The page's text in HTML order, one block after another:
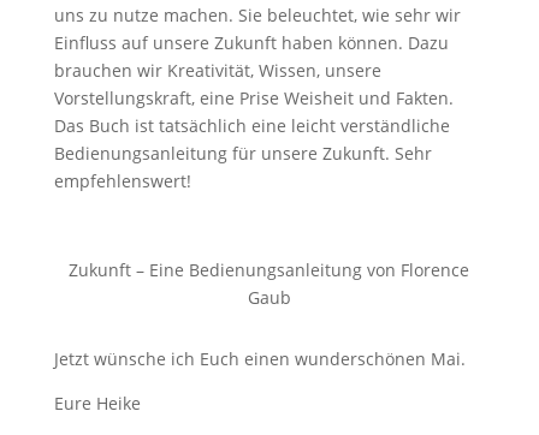
uns zu nutze machen. Sie beleuchtet, wie sehr wir
Einfluss auf unsere Zukunft haben können. Dazu
brauchen wir Kreativität, Wissen, unsere
Vorstellungskraft, eine Prise Weisheit und Fakten.
Das Buch ist tatsächlich eine leicht verständliche
Bedienungsanleitung für unsere Zukunft. Sehr
empfehlenswert!
Zukunft – Eine Bedienungsanleitung von Florence
Gaub
Jetzt wünsche ich Euch einen wunderschönen Mai.
Eure Heike